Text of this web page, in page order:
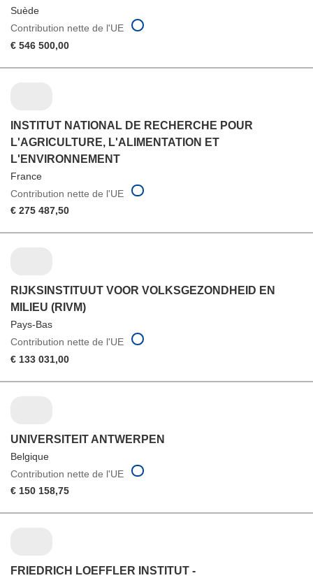
Suède
Contribution nette de l'UE
€ 546 500,00
INSTITUT NATIONAL DE RECHERCHE POUR
L'AGRICULTURE, L'ALIMENTATION ET
L'ENVIRONNEMENT
France
Contribution nette de l'UE
€ 275 487,50
RIJKSINSTITUUT VOOR VOLKSGEZONDHEID EN
MILIEU (RIVM)
Pays-Bas
Contribution nette de l'UE
€ 133 031,00
UNIVERSITEIT ANTWERPEN
Belgique
Contribution nette de l'UE
€ 150 158,75
FRIEDRICH LOEFFLER INSTITUT -